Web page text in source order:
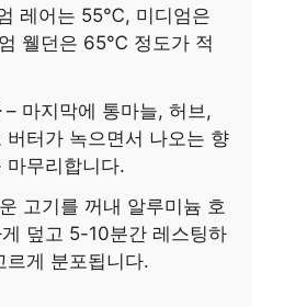
레어는 55℃, 미디엄은
웰던은 65℃ 정도가 적
– 마지막에 통마늘, 허브,
버터가 녹으면서 나오는 향
마무리합니다.
고기를 꺼내 알루미늄 호
덮고 5-10분간 레스팅하
르게 분포됩니다.